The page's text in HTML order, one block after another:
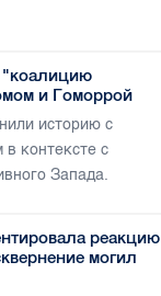
"коалицию
и Гоморрой
историю с
контексте с
Запада.
реакцию
могил